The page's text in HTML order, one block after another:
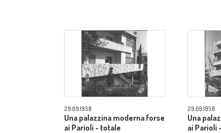
29.09.1958
Una palazzina moderna forse
ai Parioli - totale
29.09.1958
Una
ai Parioli